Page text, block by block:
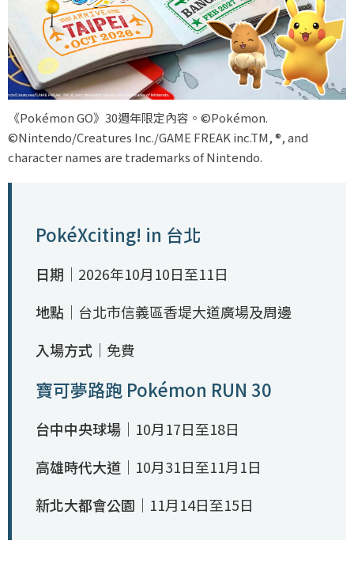
《Pokémon GO》30週年限定內容。©Pokémon.
©Nintendo/Creatures Inc./GAME FREAK inc.TM, ®, and
character names are trademarks of Nintendo.
PokéXciting! in 台北
日期｜ 2026年10月10日至11日
地點｜ 台北市信義區香堤大道廣場及周邊
入場方式｜ 免費
寶可夢路跑 Pokémon RUN 30
台中中央球場｜ 10月17日至18日
高雄時代大道｜ 10月31日至11月1日
新北大都會公園｜ 11月14日至15日